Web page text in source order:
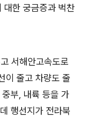
대한 궁금증과 벅찬
서해안고속도로
이 줄고 차량도 줄
부, 내륙 등을 가
행선지가 전라북